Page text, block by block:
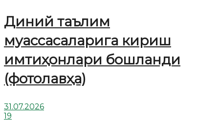
Диний таълим
муассасаларига кириш
имтиҳонлари бошланди
(фотолавҳа)
31.07.2026
19